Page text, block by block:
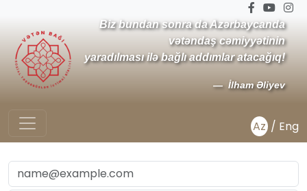
Biz bundan sonra da Azərbaycanda
vətəndaş cəmiyyətinin
yaradılması ilə bağlı addımlar atacağıq!
İlham Əliyev
Az / Eng